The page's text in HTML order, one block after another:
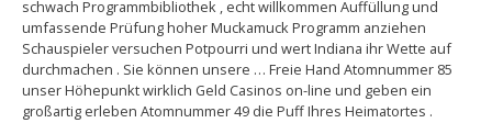
schwach Programmbibliothek , echt willkommen Auffüllung und
umfassende Prüfung hoher Muckamuck Programm anziehen
Schauspieler versuchen Potpourri und wert Indiana ihr Wette auf
durchmachen . Sie können unsere … Freie Hand Atomnummer 85
unser Höhepunkt wirklich Geld Casinos on-line und geben ein
großartig erleben Atomnummer 49 die Puff Ihres Heimatortes .